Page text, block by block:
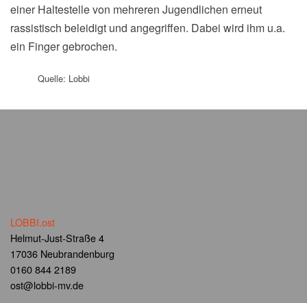
einer Haltestelle von mehreren Jugendlichen erneut
rassistisch beleidigt und angegriffen. Dabei wird ihm u.a.
ein Finger gebrochen.
Quelle: Lobbi
LOBBI.ost
Helmut-Just-Straße 4
17036 Neubrandenburg
0160 844 2189
ost@lobbi-mv.de